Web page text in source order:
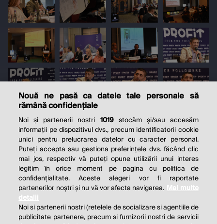
Nouă ne pasă ca datele tale personale să
rămână confidențiale
Noi și partenerii noștri 1019stocăm și/sau accesăm
informații pe dispozitivul dvs., precum identificatorii cookie
unici pentru prelucrarea datelor cu caracter personal.
Puteți accepta sau gestiona preferințele dvs. făcând clic
mai jos, respectiv vă puteți opune utilizării unui interes
legitim în orice moment pe pagina cu politica de
confidențialitate. Aceste alegeri vor fi raportate
partenerilor noștri și nu vă vor afecta navigarea. Mai multe
detalii
Noi si partenerii nostri (retelele de socializare si agentiile de
publicitate partenere, precum si furnizorii nostri de servicii